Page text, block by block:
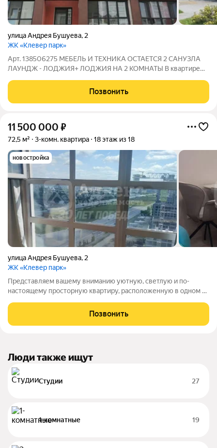
улица Андрея Бушуева, 2
ЖК «Клевер парк»
Арт. 138506275 МЕБЕЛЬ И ТЕХНИКА ОСТАЕТСЯ 2 САНУЗЛА
ЛАУНДЖ - ЛОДЖИЯ+ ЛОДЖИЯ НА 2 КОМНАТЫ В квартире
уютная светлая квартира с просторной кухней-столовой,
двумя лоджиями, гардеробной, Вся
Позвонить
11 500 000 ₽
72,5 м² 3-комн. квартира 18 этаж из 18
новостройка
улица Андрея Бушуева, 2
ЖК «Клевер парк»
Представляем вашему вниманию уютную, светлую и по-
настоящему просторную квартиру, расположенную в одном из
жилье, а место, где каждая деталь продумана для вашего
максимального комфорта и
Позвонить
Люди также ищут
Студии 27
1-комнатные 19